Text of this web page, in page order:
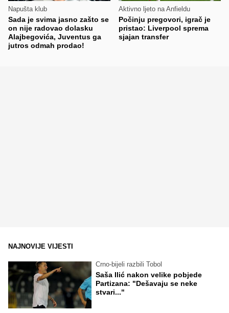
Napušta klub
Sada je svima jasno zašto se
on nije radovao dolasku
Alajbegovića, Juventus ga
jutros odmah prodao!
Aktivno ljeto na Anfieldu
Počinju pregovori, igrač je
pristao: Liverpool sprema
sjajan transfer
NAJNOVIJE VIJESTI
Crno-bijeli razbili Tobol
Saša Ilić nakon velike pobjede
Partizana: "Dešavaju se neke
stvari..."